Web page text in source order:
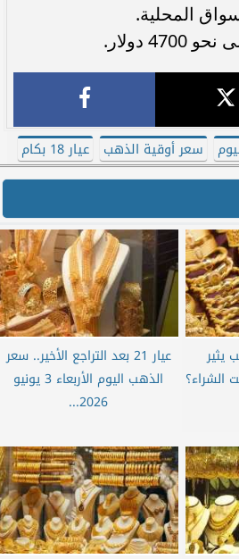
دولار.
سعر أوقية الذهب عيار 18 بكام
يثير
الشراء؟
عيار 21 بعد التراجع الأخير.. سعر
الذهب اليوم الأربعاء 3 يونيو
2026...